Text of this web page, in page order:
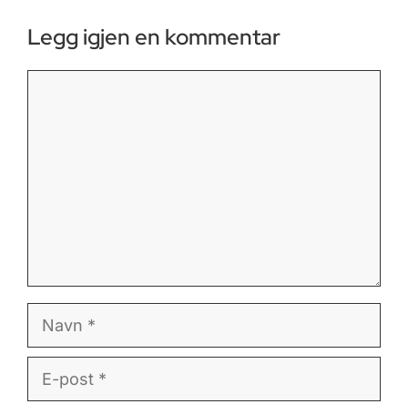
Legg igjen en kommentar
post